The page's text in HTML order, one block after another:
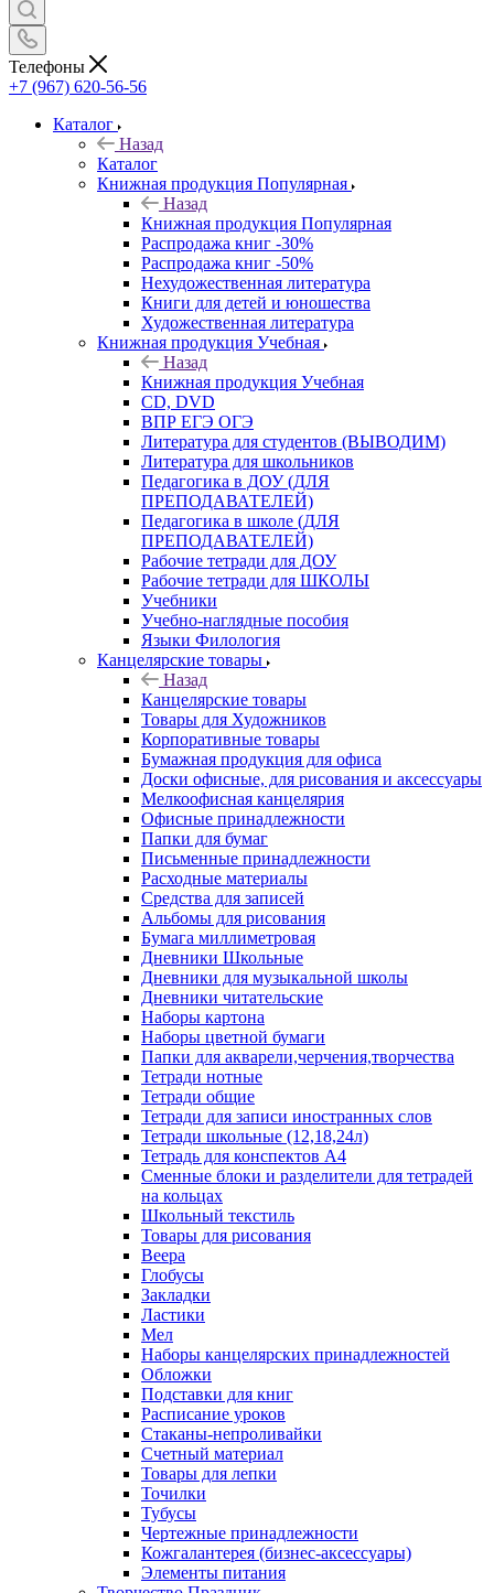
Телефоны
+7 (967) 620-56-56
Каталог
Назад
Каталог
Книжная продукция Популярная
Назад
Книжная продукция Популярная
Распродажа книг -30%
Распродажа книг -50%
Нехудожественная литература
Книги для детей и юношества
Художественная литература
Книжная продукция Учебная
Назад
Книжная продукция Учебная
CD, DVD
ВПР ЕГЭ ОГЭ
Литература для студентов (ВЫВОДИМ)
Литература для школьников
Педагогика в ДОУ (ДЛЯ
ПРЕПОДАВАТЕЛЕЙ)
Педагогика в школе (ДЛЯ
ПРЕПОДАВАТЕЛЕЙ)
Рабочие тетради для ДОУ
Рабочие тетради для ШКОЛЫ
Учебники
Учебно-наглядные пособия
Языки Филология
Канцелярские товары
Назад
Канцелярские товары
Товары для Художников
Корпоративные товары
Бумажная продукция для офиса
Доски офисные, для рисования и аксессуары
Мелкоофисная канцелярия
Офисные принадлежности
Папки для бумаг
Письменные принадлежности
Расходные материалы
Средства для записей
Альбомы для рисования
Бумага миллиметровая
Дневники Школьные
Дневники для музыкальной школы
Дневники читательские
Наборы картона
Наборы цветной бумаги
Папки для акварели,черчения,творчества
Тетради нотные
Тетради общие
Тетради для записи иностранных слов
Тетради школьные (12,18,24л)
Тетрадь для конспектов А4
Сменные блоки и разделители для тетрадей
на кольцах
Школьный текстиль
Товары для рисования
Веера
Глобусы
Закладки
Ластики
Мел
Наборы канцелярских принадлежностей
Обложки
Подставки для книг
Расписание уроков
Стаканы-непроливайки
Счетный материал
Товары для лепки
Точилки
Тубусы
Чертежные принадлежности
Кожгалантерея (бизнес-аксессуары)
Элементы питания